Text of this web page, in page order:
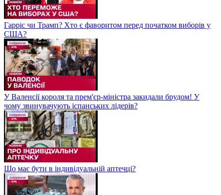
Гарріс чи Трамп? Хто є фаворитом перед початком виборів у
США?
У Валенсії короля та прем'єр-міністра закидали брудом! У
чому звинувачують іспанських лідерів?
Що має бути в індивідуальній аптечці?